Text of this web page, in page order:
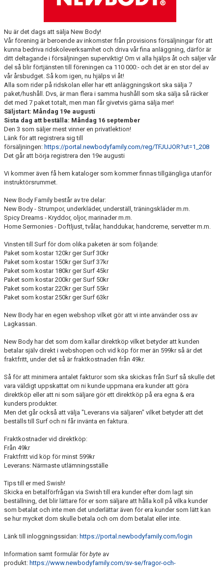
IDEELLT ARBETE
PROVISIONSFÖRSÄLJNING
FRAMSTEG
BOTNIA HÄSTKLINIK
SURF-FONDEN
SURF-HÄNG
TORSDAGSDRESSYREN
BOKNINGAR
Nu är det dags att sälja New Body!
Vår förening är beroende av inkomster från provisions försäljningar för att
kunna bedriva ridskoleverksamhet och driva vår fina anläggning, därför är
ditt deltagande i försäljningen superviktig! Om vi alla hjälps åt och säljer vår
del så blir förtjänsten till föreningen ca 110 000:- och det är en stor del av
vår årsbudget. Så kom igen, nu hjälps vi åt!
Alla som rider på ridskolan eller har ett anläggningskort ska sälja 7
paket/hushåll. Dvs, är man flera i samma hushåll som ska sälja så räcker
det med 7 paket totalt, men man får givetvis gärna sälja mer!
Säljstart: Måndag 19e augusti
Sista dag att beställa: Måndag 16 september
Den 3 som säljer mest vinner en privatlektion!
Länk för att registrera sig till
försäljningen: https://portal.newbodyfamily.com/reg/TFJUJOR?ut=1_208
Det går att börja registrera den 19e augusti
Vi kommer även få hem kataloger som kommer finnas tillgängliga utanför
instruktörsrummet.
New Body Family består av tre delar:
New Body - Strumpor, underkläder, underställ, träningskläder m.m.
Spicy Dreams - Kryddor, oljor, marinader m.m.
Home Sermonies - Doftljust, tvålar, handdukar, handcreme, servetter m.m.
Vinsten till Surf för dom olika paketen är som följande:
Paket som kostar 120kr ger Surf 30kr
Paket som kostar 150kr ger Surf 37kr
Paket som kostar 180kr ger Surf 45kr
Paket som kostar 200kr ger Surf 50kr
Paket som kostar 220kr ger Surf 55kr
Paket som kostar 250kr ger Surf 63kr
New Body har en egen webshop vilket gör att vi inte använder oss av
Lagkassan.
New Body har det som dom kallar direktköp vilket betyder att kunden
betalar själv direkt i webshopen och vid köp för mer än 599kr så är det
fraktfritt, under det så är fraktkostnaden från 49kr.
Så för att minimera antalet fakturor som ska skickas från Surf så skulle det
vara väldigt uppskattat om ni kunde uppmana era kunder att göra
direktköp eller att ni som säljare gör ett direktköp på era egna & era
kunders produkter.
Men det går också att välja "Leverans via säljaren" vilket betyder att det
beställs till Surf och ni får invänta en faktura.
Fraktkostnader vid direktköp:
Från 49kr
Fraktfritt vid köp för minst 599kr
Leverans: Närmaste utlämningsställe
Tips till er med Swish!
Skicka en betalförfrågan via Swish till era kunder efter dom lagt sin
beställning, det blir lättare för er som säljare att hålla koll på vilka kunder
som betalat och inte men det underlättar även för era kunder som lätt kan
se hur mycket dom skulle betala och om dom betalat eller inte.
Länk till inloggningssidan: https://portal.newbodyfamily.com/login
Information samt formulär förbyte av
produkt: https://www.newbodyfamily.com/sv-se/fragor-och-